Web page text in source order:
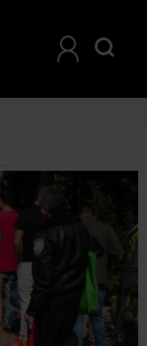
por el corte de agua en Iztapalapa